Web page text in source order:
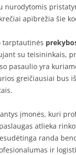
nurodytomis
apibrėžia šie
tarptautinės
su teisininkais,
pasaulio yra
greičiausiai bus
įmonės, kuri
atlieka
randa
ir